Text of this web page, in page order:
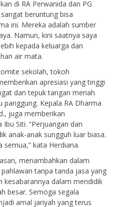
di RA Perwanida dan PG
beruntung bisa
ini. Mereka adalah sumber
Namun, kini saatnya saya
kepada keluarga dan
air mata.
sekolah, tokoh
apresiasi yang tinggi
dan tepuk tangan meriah
Kepala RA Dharma
juga memberikan
Siti. “Perjuangan dan
anak-anak sungguh luar biasa.
semua,” kata Herdiana.
menambahkan dalam
tanpa tanda jasa yang
kesabarannya dalam mendidik
besar. Semoga segala
amal jariyah yang terus